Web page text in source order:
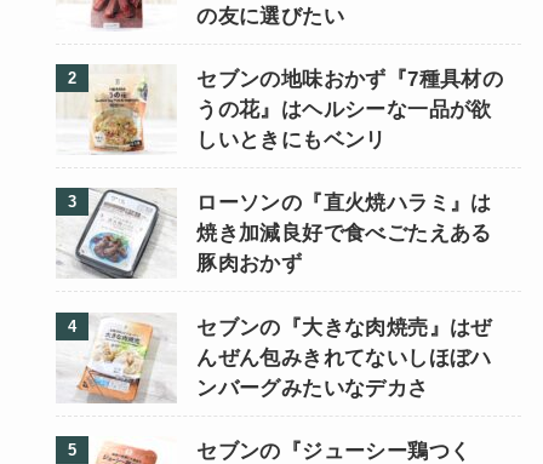
の友に選びたい
セブンの地味おかず『7種具材の
うの花』はヘルシーな一品が欲
しいときにもベンリ
ローソンの『直火焼ハラミ』は
焼き加減良好で食べごたえある
豚肉おかず
セブンの『大きな肉焼売』はぜ
んぜん包みきれてないしほぼハ
ンバーグみたいなデカさ
セブンの『ジューシー鶏つく